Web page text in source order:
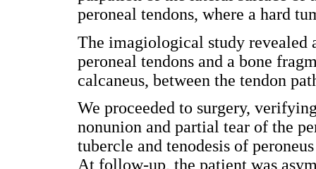
peroneal tendons, where a hard
The imagiological study revealed
peroneal tendons and a bone
calcaneus, between the tendon
We proceeded to surgery,
nonunion and partial tear of the
tubercle and tenodesis of
At follow-up, the patient was